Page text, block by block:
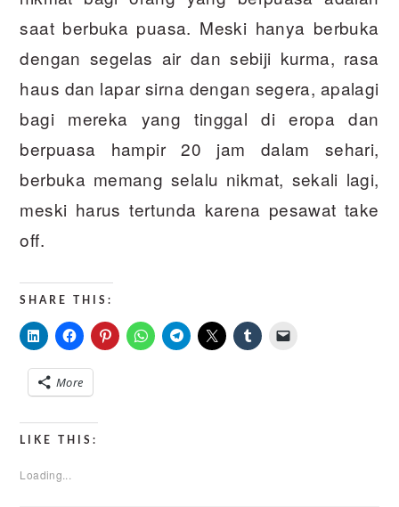
saat berbuka puasa. Meski hanya berbuka
dengan segelas air dan sebiji kurma, rasa
haus dan lapar sirna dengan segera, apalagi
bagi mereka yang tinggal di eropa dan
berpuasa hampir 20 jam dalam sehari,
berbuka memang selalu nikmat, sekali lagi,
meski harus tertunda karena pesawat take
off.
SHARE THIS:
More
LIKE THIS:
Loading...